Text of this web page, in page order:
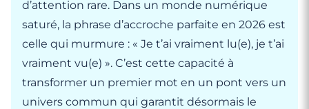
d’attention rare. Dans un monde numérique
saturé, la phrase d’accroche parfaite en 2026 est
celle qui murmure : « Je t’ai vraiment lu(e), je t’ai
vraiment vu(e) ». C’est cette capacité à
transformer un premier mot en un pont vers un
univers commun qui garantit désormais le